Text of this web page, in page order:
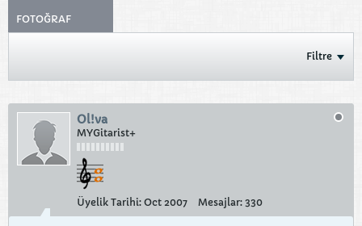
FOTOĞRAF
Filtre
Ol!va
MYGitarist+
Üyelik Tarihi: Oct 2007 Mesajlar: 330